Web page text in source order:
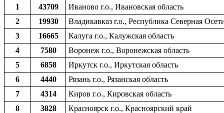
1
43709
Иваново г.о., Ивановская область
2
19930
Владикавказ г.о., Республика Северная
3
16665
Калуга г.о., Калужская область
4
7580
Воронеж г.о., Воронежская область
5
6858
Иркутск г.о., Иркутская область
6
4440
Рязань г.о., Рязанская область
7
4314
Киров г.о., Кировская область
8
3828
Красноярск г.о., Красноярский край